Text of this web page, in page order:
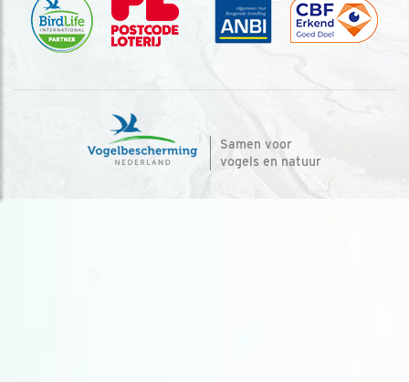
Samen voor
vogels en natuur